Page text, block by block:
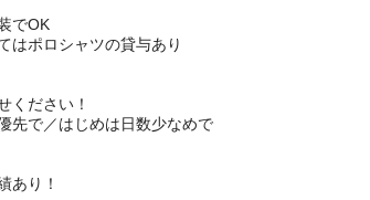
でOK
ポロシャツの貸与あり
ださい！
で／はじめは日数少なめで
あり！